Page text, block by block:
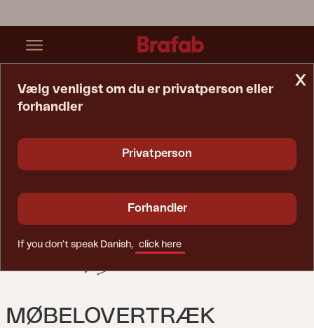
MØBELOVERTRÆK
x
Vælg venligst om du er privatperson eller
forhandler
Privatperson
Forhandler
If you don't speak Danish, click here